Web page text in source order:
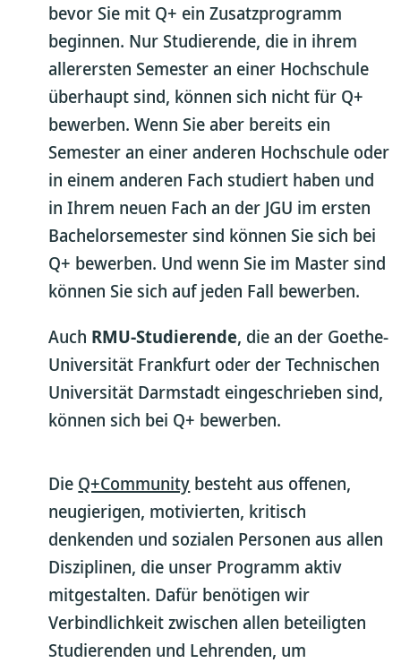
bevor Sie mit Q+ ein Zusatzprogramm
beginnen. Nur Studierende, die in ihrem
allerersten Semester an einer Hochschule
überhaupt sind, können sich nicht für Q+
bewerben. Wenn Sie aber bereits ein
Semester an einer anderen Hochschule oder
in einem anderen Fach studiert haben und
in Ihrem neuen Fach an der JGU im ersten
Bachelorsemester sind können Sie sich bei
Q+ bewerben. Und wenn Sie im Master sind
können Sie sich auf jeden Fall bewerben.
Auch RMU-Studierende, die an der Goethe-
Universität Frankfurt oder der Technischen
Universität Darmstadt eingeschrieben sind,
können sich bei Q+ bewerben.
Die Q+Community besteht aus offenen,
neugierigen, motivierten, kritisch
denkenden und sozialen Personen aus allen
Disziplinen, die unser Programm aktiv
mitgestalten. Dafür benötigen wir
Verbindlichkeit zwischen allen beteiligten
Studierenden und Lehrenden, um